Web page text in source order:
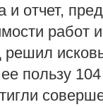
и отчет,
работ
решил
пользу